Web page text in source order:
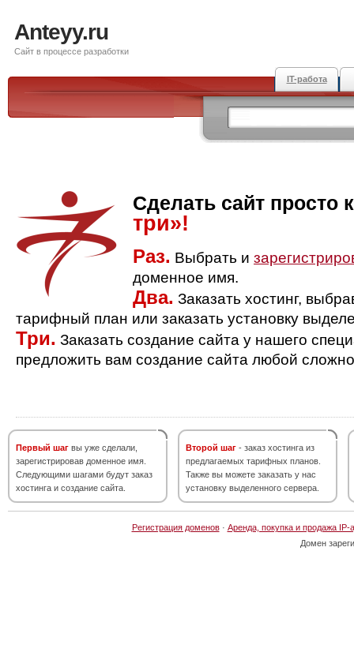
Anteyy.ru
Сайт в процессе разработки
IT-работа
Сделать сайт просто
три»!
Раз. Выбрать и
доменное имя.
Два. Заказать хостинг,
тарифный план или заказать установку
Три. Заказать создание сайта у нашего
предложить вам создание сайта любой
Первый шаг вы уже сделали,
зарегистрировав доменное имя.
Следующими шагами будут заказ
хостинга и создание сайта.
Второй шаг - заказ хостинга из
предлагаемых тарифных планов.
Также вы можете заказать у нас
установку выделенного сервера.
Регистрация доменов· Аренда, покупка и продажа IP-
Домен